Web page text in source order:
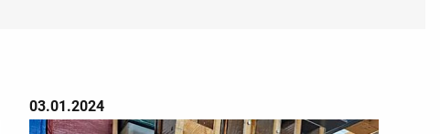
03.01.2024